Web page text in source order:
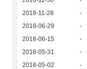
2018-11-28
-
2018-06-29
-
2018-06-15
-
2018-05-31
-
2018-05-02
-